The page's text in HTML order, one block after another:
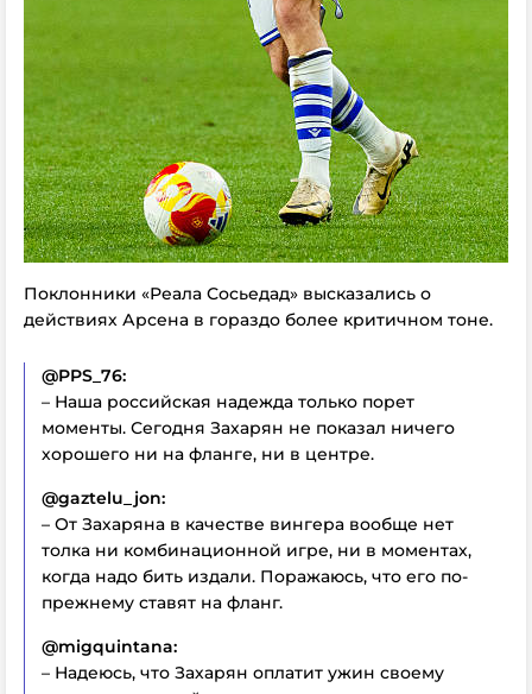
Поклонники «Реала Сосьедад» высказались о
действиях Арсена в гораздо более критичном тоне.
@PPS_76:
– Наша российская надежда только порет
моменты. Сегодня Захарян не показал ничего
хорошего ни на фланге, ни в центре.
@gaztelu_jon:
– От Захаряна в качестве вингера вообще нет
толка ни комбинационной игре, ни в моментах,
когда надо бить издали. Поражаюсь, что его по-
прежнему ставят на фланг.
@migquintana:
– Надеюсь, что Захарян оплатит ужин своему